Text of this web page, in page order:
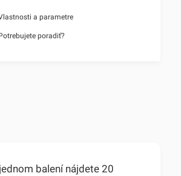
a parametre
poradiť?
balení nájdete 20